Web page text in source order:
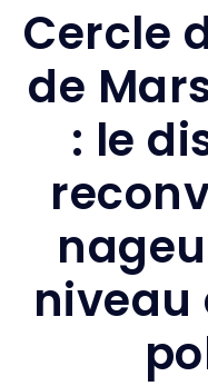
Cercle
de
: le
niveau